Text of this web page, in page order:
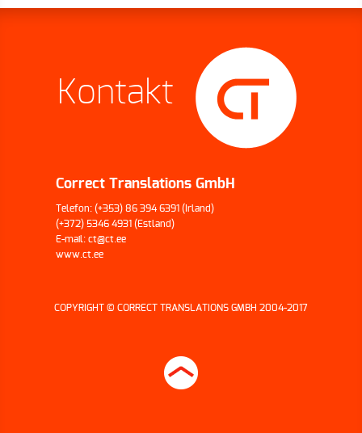
Kontakt
Correct Translations GmbH
Telefon: (+353) 86 394 6391 (Irland)
(+372) 5346 4931 (Estland)
E-mail: ct@ct.ee
www.ct.ee
COPYRIGHT © CORRECT TRANSLATIONS GMBH 2004-2017